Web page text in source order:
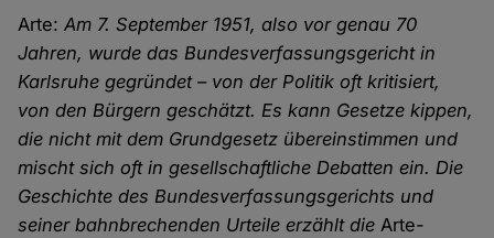
Arte:Am 7. September 1951, also vor genau 70
Jahren, wurde das Bundesverfassungsgericht in
Karlsruhe gegründet – von der Politik oft kritisiert,
von den Bürgern geschätzt. Es kann Gesetze kippen,
die nicht mit dem Grundgesetz übereinstimmen und
mischt sich oft in gesellschaftliche Debatten ein. Die
Geschichte des Bundesverfassungsgerichts und
seiner bahnbrechenden Urteile erzählt dieArte-